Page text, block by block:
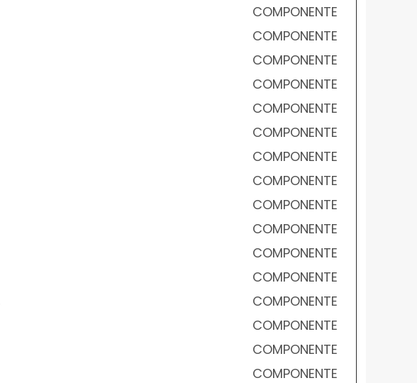
COMPONENTE
COMPONENTE
COMPONENTE
COMPONENTE
COMPONENTE
COMPONENTE
COMPONENTE
COMPONENTE
COMPONENTE
COMPONENTE
COMPONENTE
COMPONENTE
COMPONENTE
COMPONENTE
COMPONENTE
COMPONENTE